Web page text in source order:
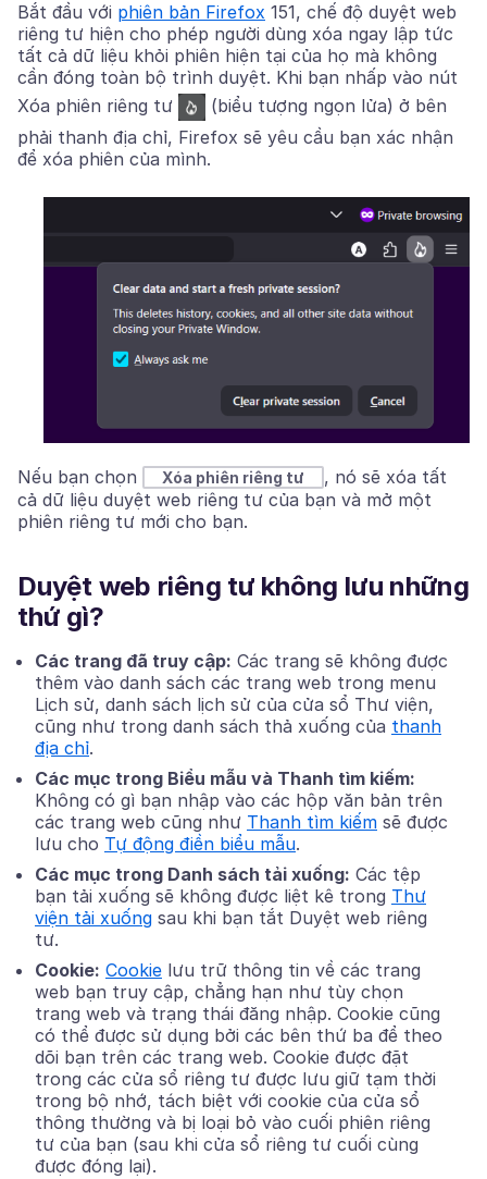
Bắt đầu với phiên bản Firefox 151, chế độ duyệt web
riêng tư hiện cho phép người dùng xóa ngay lập tức
tất cả dữ liệu khỏi phiên hiện tại của họ mà không
cần đóng toàn bộ trình duyệt. Khi bạn nhấp vào nút
Xóa phiên riêng tư
(biểu tượng ngọn lửa) ở bên
phải thanh địa chỉ, Firefox sẽ yêu cầu bạn xác nhận
để xóa phiên của mình.
Nếu bạn chọn Xóa phiên riêng tư
, nó sẽ xóa tất
cả dữ liệu duyệt web riêng tư của bạn và mở một
phiên riêng tư mới cho bạn.
Duyệt web riêng tư không lưu những
thứ gì?
Các trang đã truy cập: Các trang sẽ không được
thêm vào danh sách các trang web trong menu
Lịch sử, danh sách lịch sử của cửa sổ Thư viện,
cũng như trong danh sách thả xuống của thanh
địa chỉ.
Các mục trong Biểu mẫu và Thanh tìm kiếm:
Không có gì bạn nhập vào các hộp văn bản trên
các trang web cũng như Thanh tìm kiếm sẽ được
lưu cho Tự động điền biểu mẫu.
Các mục trong Danh sách tải xuống: Các tệp
bạn tải xuống sẽ không được liệt kê trong Thư
viện tải xuống sau khi bạn tắt Duyệt web riêng
tư.
Cookie: Cookie lưu trữ thông tin về các trang
web bạn truy cập, chẳng hạn như tùy chọn
trang web và trạng thái đăng nhập. Cookie cũng
có thể được sử dụng bởi các bên thứ ba để theo
dõi bạn trên các trang web. Cookie được đặt
trong các cửa sổ riêng tư được lưu giữ tạm thời
trong bộ nhớ, tách biệt với cookie của cửa sổ
thông thường và bị loại bỏ vào cuối phiên riêng
tư của bạn (sau khi cửa sổ riêng tư cuối cùng
được đóng lại).